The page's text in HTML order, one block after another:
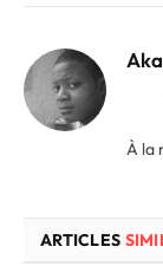
À la
ARTICLES